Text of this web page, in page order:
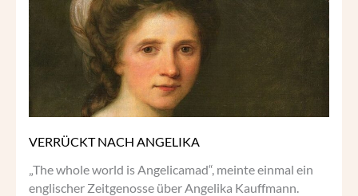
VERRÜCKT NACH ANGELIKA
„The whole world is Angelicamad“, meinte einmal ein
englischer Zeitgenosse über Angelika Kauffmann.